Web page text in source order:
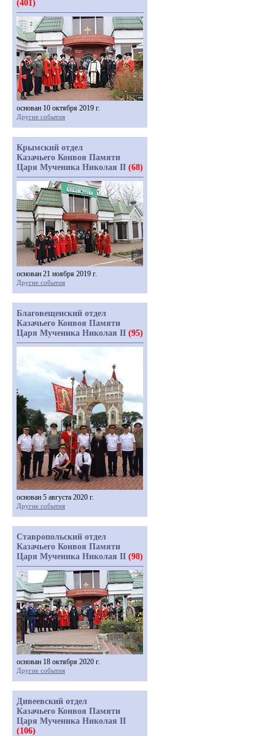
(401)
основан 10 октября 2019 г.
Другие события
Крымский отдел
Казачьего Конвоя Памяти
Царя Мученика Николая II (68)
основан 21 ноября 2019 г.
Другие события
Благовещенский отдел
Казачьего Конвоя Памяти
Царя Мученика Николая II (95)
основан 5 августа 2020 г.
Другие события
Ставропольский отдел
Казачьего Конвоя Памяти
Царя Мученика Николая II (98)
основан 18 октября 2020 г.
Другие события
Дивеевский отдел
Казачьего Конвоя Памяти
Царя Мученика Николая II
(106)